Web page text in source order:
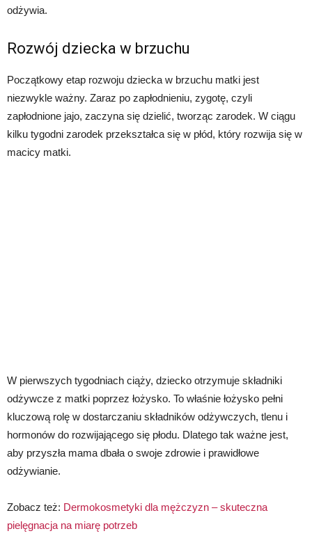
odżywia.
Rozwój dziecka w brzuchu
Początkowy etap rozwoju dziecka w brzuchu matki jest
niezwykle ważny. Zaraz po zapłodnieniu, zygotę, czyli
zapłodnione jajo, zaczyna się dzielić, tworząc zarodek. W ciągu
kilku tygodni zarodek przekształca się w płód, który rozwija się w
macicy matki.
W pierwszych tygodniach ciąży, dziecko otrzymuje składniki
odżywcze z matki poprzez łożysko. To właśnie łożysko pełni
kluczową rolę w dostarczaniu składników odżywczych, tlenu i
hormonów do rozwijającego się płodu. Dlatego tak ważne jest,
aby przyszła mama dbała o swoje zdrowie i prawidłowe
odżywianie.
Zobacz też: Dermokosmetyki dla mężczyzn – skuteczna
pielęgnacja na miarę potrzeb